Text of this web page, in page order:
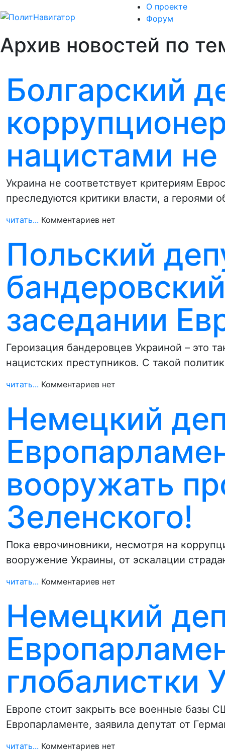
О проекте
Форум
Архив новостей по
Болгарский
нацистами
Украина не соответствует критериям
преследуются критики власти, а героями
читать... Комментариев нет
Польский
заседании
Героизация бандеровцев Украиной – это
нацистских преступников. С такой
читать... Комментариев нет
Немецкий
вооружать
Зеленского!
Пока еврочиновники, несмотря на
вооружение Украины, от эскалации
читать... Комментариев нет
Немецкий
глобалистки
Европе стоит закрыть все военные базы
Европарламенте, заявила депутат от
читать... Комментариев нет